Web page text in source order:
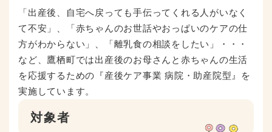
「出産後、自宅へ戻っても手伝ってくれる人がいなく
て不安」、「赤ちゃんのお世話やおっぱいのケアの仕
方がわからない」、「離乳食の相談をしたい」・・・
など、鷹栖町では出産後のお母さんと赤ちゃんの生活
を応援するための『産後ケア事業 病院・助産院型』を
実施しています。
対象者